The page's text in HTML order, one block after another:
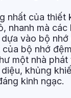
nhất của
nhanh mà
vào bộ
bộ nhớ
một nhà
khủng
kinh ngạc.